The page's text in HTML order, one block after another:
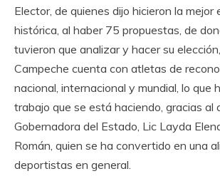
Elector, de quienes dijo hicieron la mejor
histórica, al haber 75 propuestas, de
tuvieron que analizar y hacer su
Campeche cuenta con atletas de
nacional, internacional y mundial, lo que
trabajo que se está haciendo, gracias al
Gobernadora del Estado, Lic Layda
Román, quien se ha convertido en una
deportistas en general.